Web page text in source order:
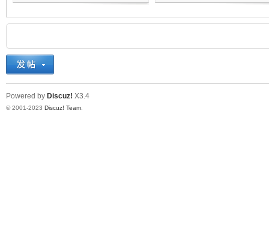
Powered by Discuz! X3.4
© 2001-2023 Discuz! Team.